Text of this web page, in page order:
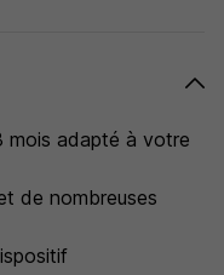
mois adapté à votre
de nombreuses